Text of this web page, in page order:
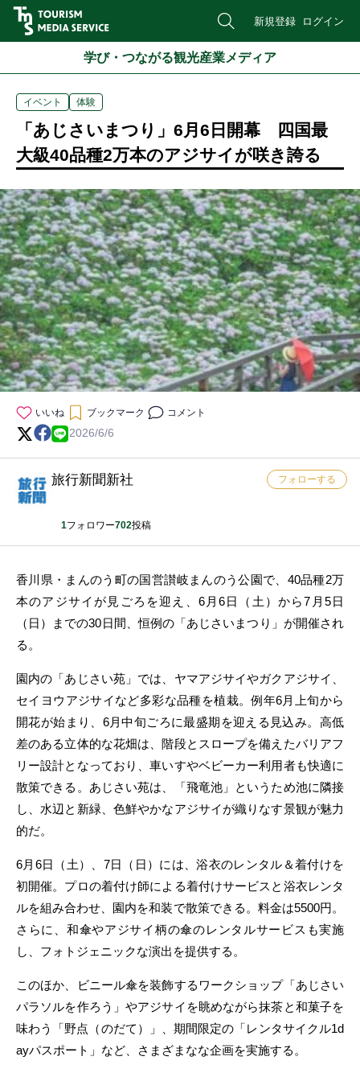
新規登録 ログイン
学び・つながる観光産業メディア
イベント 体験
「あじさいまつり」6月6日開幕 四国最
大級40品種2万本のアジサイが咲き誇る
いいね ブックマーク コメント
2026/6/6
旅行新聞新社
1フォロワー702投稿
フォローする
香川県・まんのう町の国営讃岐まんのう公園で、40品種2万
本のアジサイが見ごろを迎え、6月6日（土）から7月5日
（日）までの30日間、恒例の「あじさいまつり」が開催され
る。
園内の「あじさい苑」では、ヤマアジサイやガクアジサイ、
セイヨウアジサイなど多彩な品種を植栽。例年6月上旬から
開花が始まり、6月中旬ごろに最盛期を迎える見込み。高低
差のある立体的な花畑は、階段とスロープを備えたバリアフ
リー設計となっており、車いすやベビーカー利用者も快適に
散策できる。あじさい苑は、「飛竜池」というため池に隣接
し、水辺と新緑、色鮮やかなアジサイが織りなす景観が魅力
的だ。
6月6日（土）、7日（日）には、浴衣のレンタル＆着付けを
初開催。プロの着付け師による着付けサービスと浴衣レンタ
ルを組み合わせ、園内を和装で散策できる。料金は5500円。
さらに、和傘やアジサイ柄の傘のレンタルサービスも実施
し、フォトジェニックな演出を提供する。
このほか、ビニール傘を装飾するワークショップ「あじさい
パラソルを作ろう」やアジサイを眺めながら抹茶と和菓子を
味わう「野点（のだて）」、期間限定の「レンタサイクル1d
ayパスポート」など、さまざまなな企画を実施する。